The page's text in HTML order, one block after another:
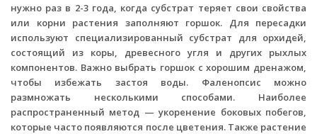
нужно раз в 2-3 года, когда субстрат теряет свои свойства
или корни растения заполняют горшок. Для пересадки
используют специализированный субстрат для орхидей,
состоящий из коры, древесного угля и других рыхлых
компонентов. Важно выбрать горшок с хорошим дренажом,
чтобы избежать застоя воды. Фаленопсис можно
размножать несколькими способами. Наиболее
распространенный метод — укоренение боковых побегов,
которые часто появляются после цветения. Также растение